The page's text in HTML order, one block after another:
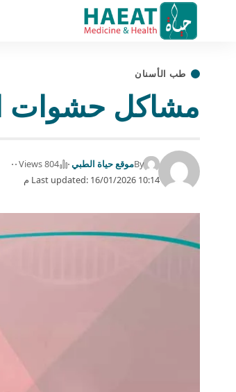
طب الأسنان
مشاكل حشوات الأسنان | 5
Last updated: 16/01/2026 10:14 م
Byموقع حياة الطبي 804 Views